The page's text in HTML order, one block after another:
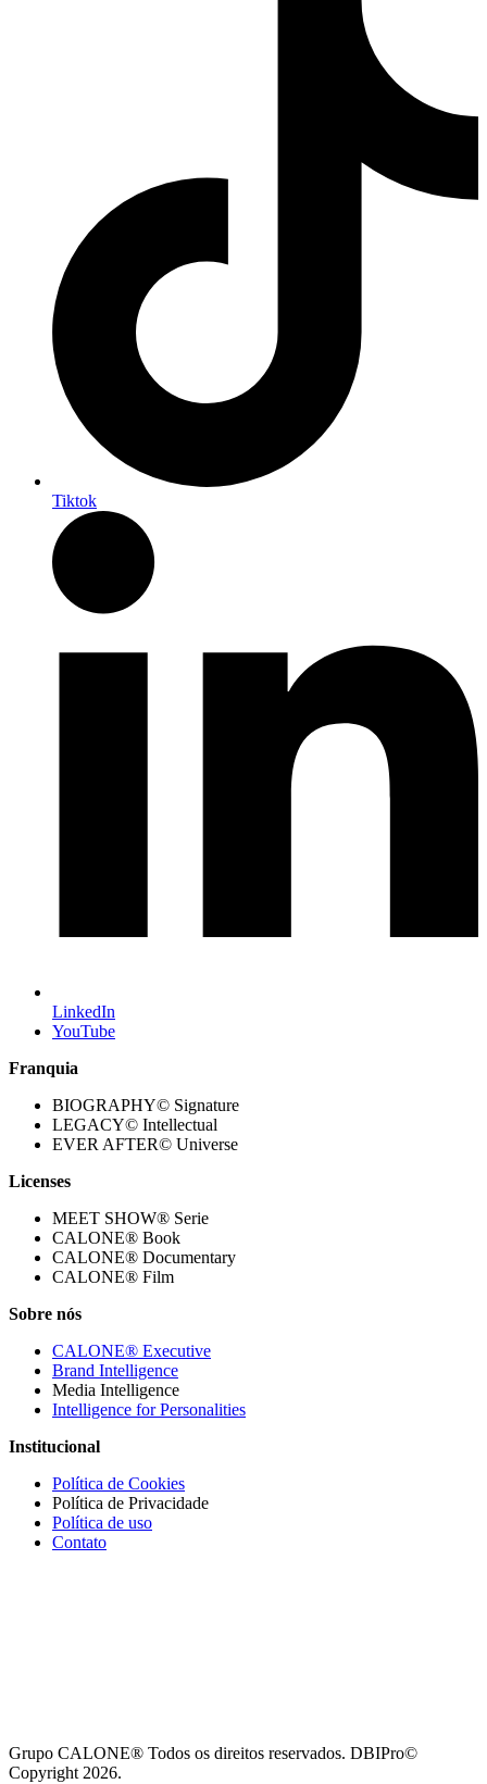
Tiktok
LinkedIn
YouTube
Franquia
BIOGRAPHY© Signature
LEGACY© Intellectual
EVER AFTER© Universe
Licenses
MEET SHOW® Serie
CALONE® Book
CALONE® Documentary
CALONE® Film
Sobre nós
CALONE® Executive
Brand Intelligence
Media Intelligence
Intelligence for Personalities
Institucional
Política de Cookies
Política de Privacidade
Política de uso
Contato
Grupo CALONE® Todos os direitos reservados. DBIPro©
Copyright 2026.